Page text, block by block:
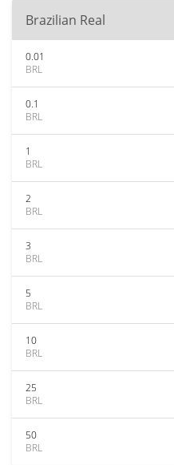
Brazilian Real
0.01
BRL
0.1
BRL
1
BRL
2
BRL
3
BRL
5
BRL
10
BRL
25
BRL
50
BRL